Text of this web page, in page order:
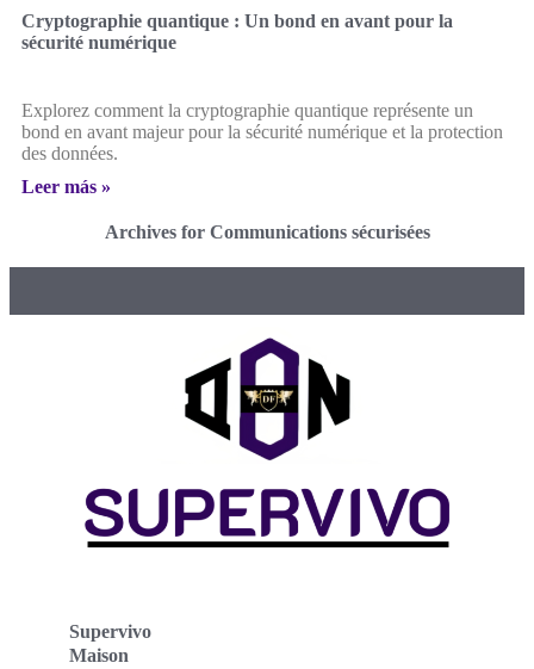
Cryptographie quantique : Un bond en avant pour la
sécurité numérique
Explorez comment la cryptographie quantique représente un
bond en avant majeur pour la sécurité numérique et la protection
des données.
Leer más »
Archives for Communications sécurisées
Supervivo
Maison